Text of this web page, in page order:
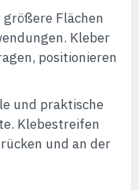
Flächen
Kleber
positionieren
und praktische
Klebestreifen
und an der